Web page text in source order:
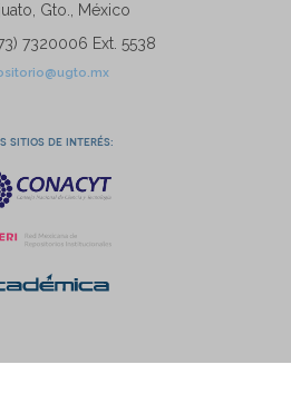
Gto., México
7320006 Ext. 5538
sitios de interés: